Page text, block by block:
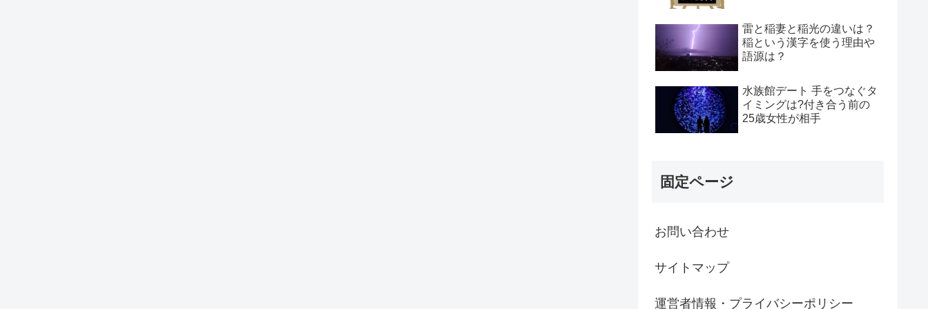
雷と稲妻と稲光の違いは？
稲という漢字を使う理由や
語源は？
水族館デート 手をつなぐタ
イミングは?付き合う前の
25歳女性が相手
固定ページ
お問い合わせ
サイトマップ
運営者情報・プライバシーポリシー